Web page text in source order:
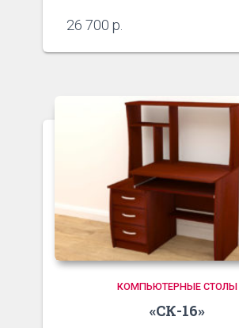
26 700 р.
КОМПЬЮТЕРНЫЕ СТОЛЫ
«СК-16»